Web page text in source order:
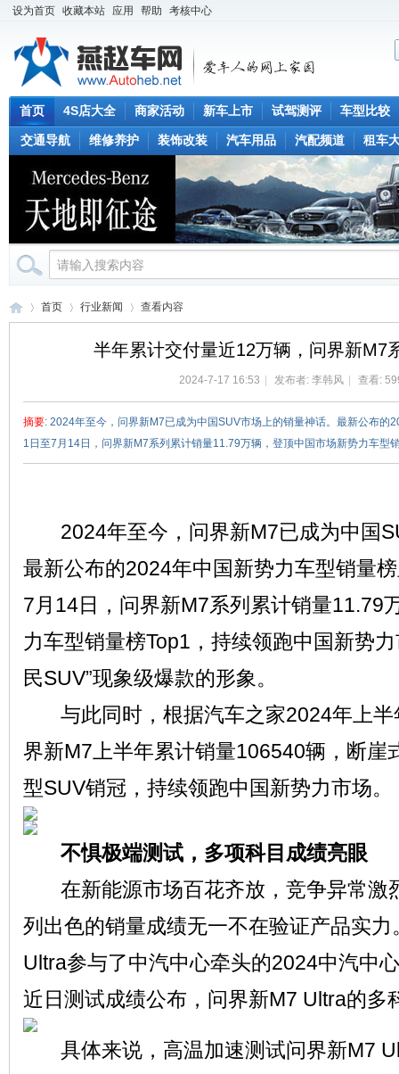
设为首页 收藏本站 应用 帮助 考核中心
首页 4S店大全 商家活动 新车上市 试驾测评 车型比较
交通导航 维修养护 装饰改装 汽车用品 汽配频道 租车
首页 行业新闻 查看内容
半年累计交付量近12万辆，问界新M7
2024-7-17 16:53 发布者: 李韩风 查看:
摘要: 2024年至今，问界新M7已成为中国SUV市场上的销量神话。最新公布的
1日至7月14日，问界新M7系列累计销量11.79万辆，登顶中国市场新势力车型
2024年至今，问界新M7已成为中国
最新公布的2024年中国新势力车型销量
7月14日，问界新M7系列累计销量11.79
力车型销量榜Top1，持续领跑中国新势
民SUV”现象级爆款的形象。
与此同时，根据汽车之家2024年上半
界新M7上半年累计销量106540辆，断崖
型SUV销冠，持续领跑中国新势力市场。
不惧极端测试，多项科目成绩亮眼
在新能源市场百花齐放，竞争异常激
列出色的销量成绩无一不在验证产品实
Ultra参与了中汽中心牵头的2024中汽中
近日测试成绩公布，问界新M7 Ultra的多
具体来说，高温加速测试问界新M7